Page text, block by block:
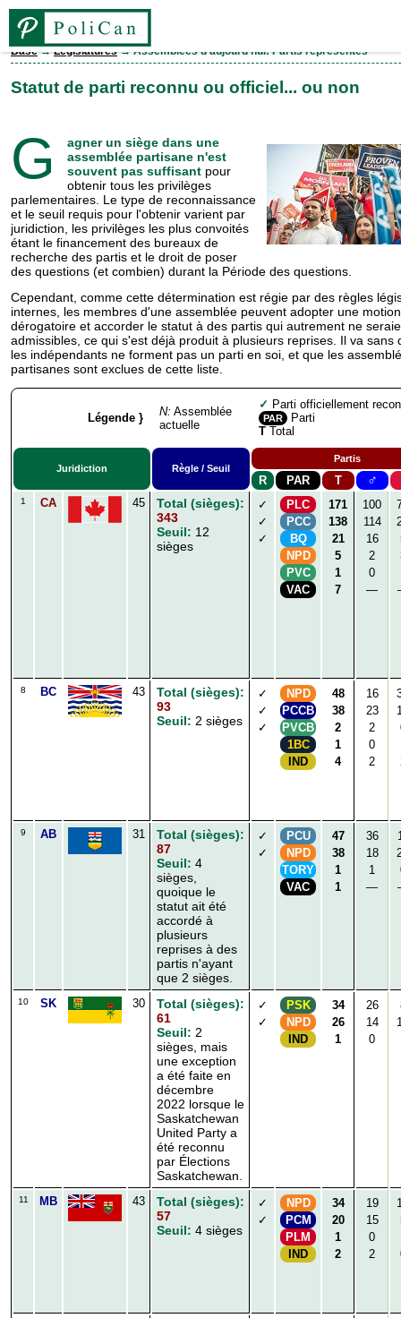
Personnes
Législatures
Partis
Comtés
EN
Base→Législatures→ Assemblées d’aujourd’hui: Partis représentés
Statut de parti reconnu ou officiel... ou non
G
agner un siège dans une
assemblée partisane n'est
souvent pas suffisantpour
obtenir tous les privilèges
parlementaires. Le type de reconnaissance
et le seuil requis pour l'obtenir varient par
juridiction, les privilèges les plus convoités
étant le financement des bureaux de
recherche des partis et le droit de poser
des questions (et combien) durant la Période des questions.
Cependant, comme cette détermination est régie par des règles
internes, les membres d'une assemblée peuvent adopter une motion
dérogatoire et accorder le statut à des partis qui autrement ne
admis­sibles, ce qui s'est déjà produit à plusieurs reprises. Il va sans
les indépendants ne forment pas un parti en soi, et que les
partisanes sont exclues de cette liste.
Légende } N: Assemblée
actuelle
✓ Parti officiellement
PAR
Parti
T Total
Juridiction Règle / Seuil
Partis
R PAR T ♂
1 CA 45
Total (sièges):
343
Seuil: 12
sièges
✓
✓
✓
PLC
PCC
BQ
NPD
PVC
VAC
171
138
21
5
1
7
100
114
16
2
0
—
8 BC 43
Total (sièges):
93
Seuil: 2 sièges
✓
✓
✓
NPD
PCCB
PVCB
1BC
IND
48
38
2
1
4
16
23
2
0
2
9 AB 31
Total (sièges):
87
Seuil: 4
sièges,
quoique le
statut ait été
accordé à
plusieurs
reprises à des
partis n'ayant
que 2 sièges.
✓
✓
PCU
NPD
TORY
VAC
47
38
1
1
36
18
1
—
10 SK 30
Total (sièges):
61
Seuil: 2
sièges, mais
une exception
a été faite en
décembre
2022 lorsque le
Saskatchewan
United Party a
été reconnu
par Élections
Saskatchewan.
✓
✓
PSK
NPD
IND
34
26
1
26
14
0
11 MB 43
Total (sièges):
57
Seuil: 4 sièges
✓
✓
NPD
PCM
PLM
IND
34
20
1
2
19
15
0
2